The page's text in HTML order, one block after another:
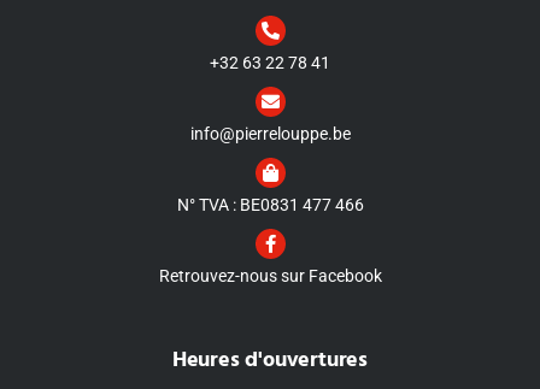
+32 63 22 78 41
info@pierrelouppe.be
N° TVA : BE0831 477 466
Retrouvez-nous sur Facebook
Heures d'ouvertures